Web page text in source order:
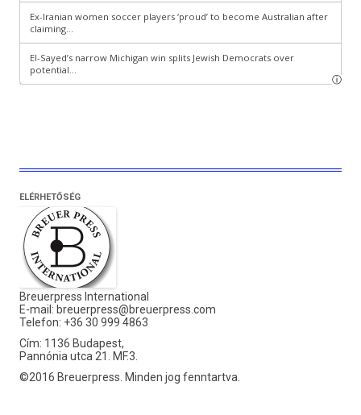
ELÉRHETŐSÉG
Breuerpress International
E-mail: breuerpress@breuerpress.com
Telefon: +36 30 999 4863
Cím: 1136 Budapest,
Pannónia utca 21. MF.3.
©2016 Breuerpress. Minden jog fenntartva.